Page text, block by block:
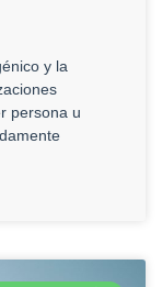
y la
persona u